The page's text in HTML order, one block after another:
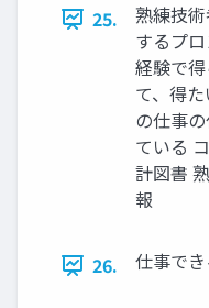
25.
熟練技
するプロ
経験で
て、得
の仕事
ている
計図書
報
26. 仕事で